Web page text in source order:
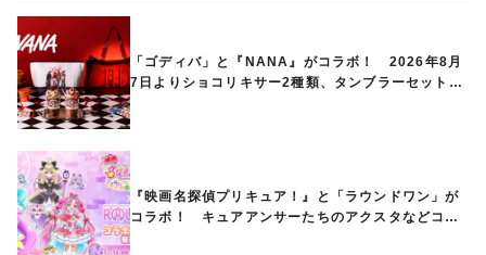
「ゴディバ」と『NANA』がコラボ！ 2026年8月
7日よりショコリキサー2種類、タンブラーセットな
『映画名探偵プリキュア！』と「ラウンドワン」が
コラボ！ キュアアンサーたちのアクスタなどコラ